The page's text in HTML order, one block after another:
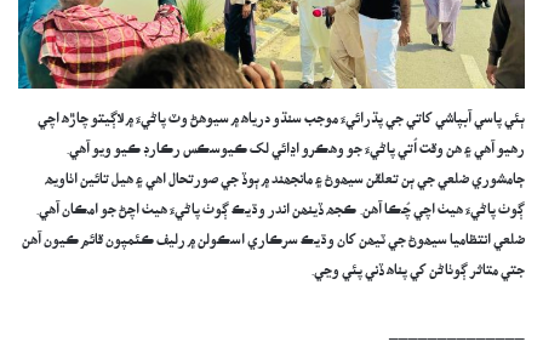
ٻئي پاسي آبپاشي کاتي جي پڌرائيءَ موجب سنڌو درياھ ۾ سيوھڻ وٽ پاڻيءَ ۾ لاڳيتو چاڙھ اچي
رھيو آھي ۽ ھن وقت اُتي پاڻيءَ جو وھڪرو اڍائي لک ڪيوسڪس رڪارڊ ڪيو ويو آھي.
ڄامشوري ضلعي جي ٻن تعلقن سيھوڻ ۽ مانجھند ۾ ٻوڏ جي صورتحال اھي ۽ ھيل تائين اٺاويھ
ڳوٺ پاڻيءَ ھيٺ اچي چُڪا آھن. ڪجھ ڏينھن اندر وڌيڪ ڳوٺ پاڻيءَ ھيٺ اچڻ جو امڪان آھي.
ضلعي انتظاميا سيھوڻ جي ٽيھن کان وڌيڪ سرڪاري اسڪولن ۾ رليف ڪئمپون قائم ڪيون آھن
جتي متاثر ڳوٺاڻن کي پناھ ڏني پئي وڃي.